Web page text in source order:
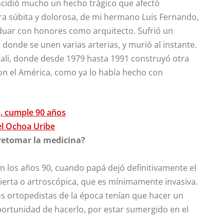
mucho un hecho trágico que afectó
súbita y dolorosa, de mi hermano Luis Fernando,
con honores como arquitecto. Sufrió un
se unen varias arterias, y murió al instante.
donde desde 1979 hasta 1991 construyó otra
el América, como ya lo había hecho con
cumple 90 años
Ochoa Uribe
la medicina?
los años 90, cuando papá dejó definitivamente el
o artroscópica, que es mínimamente invasiva.
ortopedistas de la época tenían que hacer un
de hacerlo, por estar sumergido en el